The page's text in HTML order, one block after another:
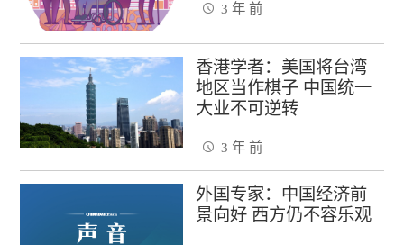
3 年 前
香港学者：美国将台湾
地区当作棋子 中国统一
大业不可逆转
3 年 前
外国专家：中国经济前
景向好 西方仍不容乐观